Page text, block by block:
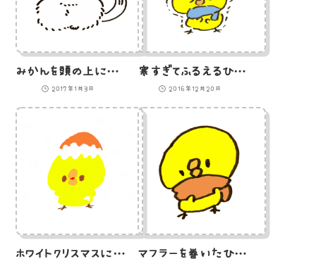
みかんを頭の上に乗せるチンチラシルバーの猫
2017年1月3日
寒すぎてふるえるひよこのイラスト
2016年12月20日
ホワイトクリスマスにプレゼントをくばるひよこのイラスト マフラーを巻いたひよこのイラスト